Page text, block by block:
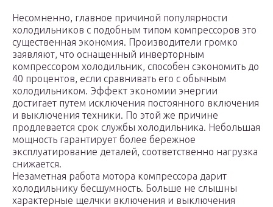
Несомненно, главное причиной популярности
холодильников с подобным типом компрессоров это
существенная экономия. Производители громко
заявляют, что оснащенный инверторным
компрессором холодильник, способен сэкономить до
40 процентов, если сравнивать его с обычным
холодильником. Эффект экономии энергии
достигает путем исключения постоянного включения
и выключения техники. По этой же причине
продлевается срок службы холодильника. Небольшая
мощность гарантирует более бережное
эксплуатирование деталей, соответственно нагрузка
снижается.
Незаметная работа мотора компрессора дарит
холодильнику бесшумность. Больше не слышны
характерные щелчки включения и выключения